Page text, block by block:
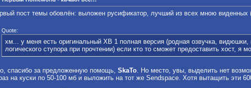
пост темы обовлён: выложен русификатор, лучший из всех мною виденных
Quote:
хм... у меня есть оригинальный ХВ 1 полная версия (родная озвучка,
логического ступора при прочтении) если кто то сможет предоставить хост,
спасибо за предложенную помощь, SkaTo. Но место, увы, выделить нет
на куски по 50-100 мб и выложить на тот же Sendspace. Хотя вытащить эти